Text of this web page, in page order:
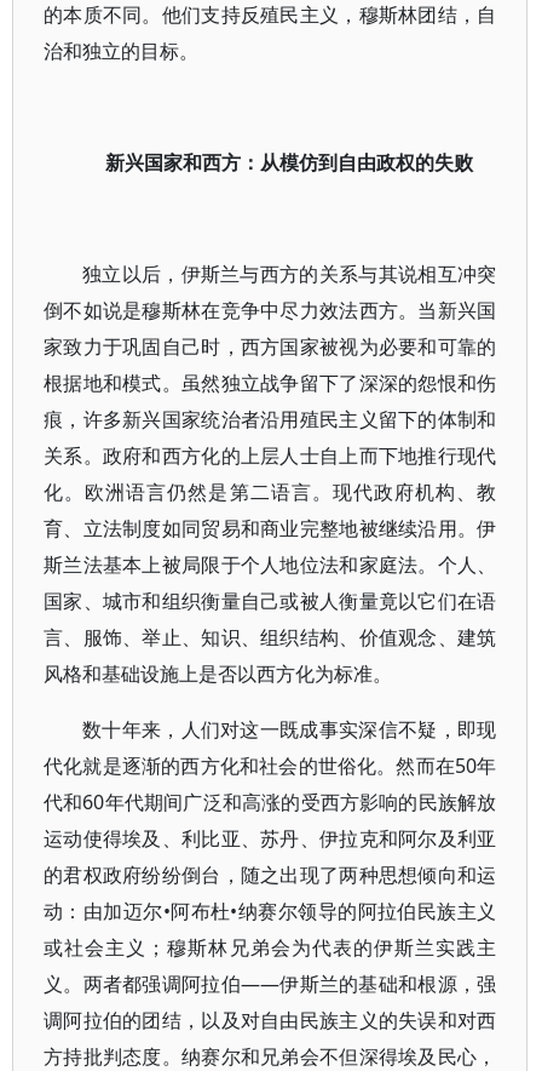
的本质不同。他们支持反殖民主义，穆斯林团结，自
治和独立的目标。
新兴国家和西方：从模仿到自由政权的失败
独立以后，伊斯兰与西方的关系与其说相互冲突
倒不如说是穆斯林在竞争中尽力效法西方。当新兴国
家致力于巩固自己时，西方国家被视为必要和可靠的
根据地和模式。虽然独立战争留下了深深的怨恨和伤
痕，许多新兴国家统治者沿用殖民主义留下的体制和
关系。政府和西方化的上层人士自上而下地推行现代
化。欧洲语言仍然是第二语言。现代政府机构、教
育、立法制度如同贸易和商业完整地被继续沿用。伊
斯兰法基本上被局限于个人地位法和家庭法。个人、
国家、城市和组织衡量自己或被人衡量竟以它们在语
言、服饰、举止、知识、组织结构、价值观念、建筑
风格和基础设施上是否以西方化为标准。
数十年来，人们对这一既成事实深信不疑，即现
代化就是逐渐的西方化和社会的世俗化。然而在50年
代和60年代期间广泛和高涨的受西方影响的民族解放
运动使得埃及、利比亚、苏丹、伊拉克和阿尔及利亚
的君权政府纷纷倒台，随之出现了两种思想倾向和运
动：由加迈尔•阿布杜•纳赛尔领导的阿拉伯民族主义
或社会主义；穆斯林兄弟会为代表的伊斯兰实践主
义。两者都强调阿拉伯——伊斯兰的基础和根源，强
调阿拉伯的团结，以及对自由民族主义的失误和对西
方持批判态度。纳赛尔和兄弟会不但深得埃及民心，